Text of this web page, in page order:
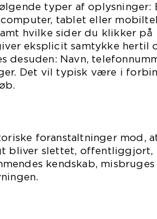
typer af oplysninger:
tablet eller
hvilke sider du klikker på
eksplicit samtykke hertil
desuden: Navn,
Det vil typisk være i
foranstaltninger mod,
bliver slettet, offentliggjort,
kendskab, misbruges